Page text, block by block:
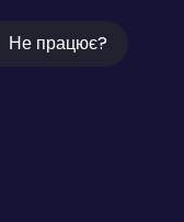
Не працює?